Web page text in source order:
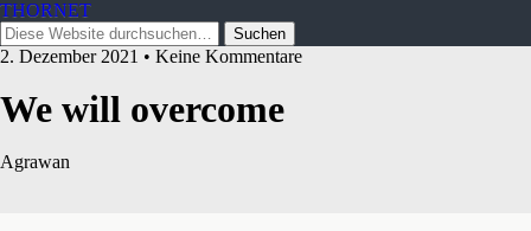
THORNET
2. Dezember 2021 • Keine Kommentare
We will overcome
Agrawan